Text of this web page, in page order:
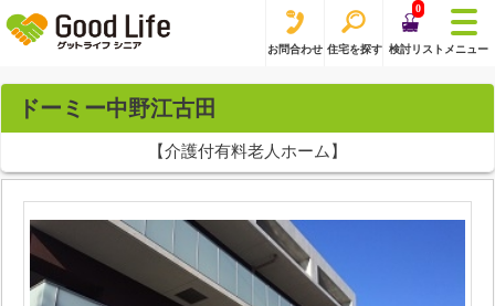
お問合わせ 住宅を探す
0
検討リスト メニュー
ドーミー中野江古田
【介護付有料老人ホーム】